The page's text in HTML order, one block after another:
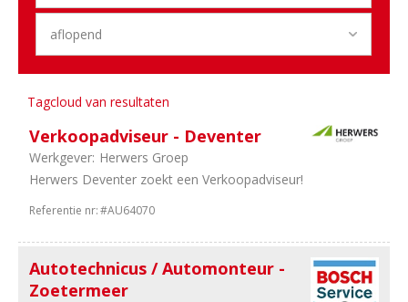
Management
Training
Financieel
Overig
Stages
Marketing
HRM
ICT
Digital
Tagcloud van resultaten
Verkoopadviseur - Deventer
Werkgever: Herwers Groep
Herwers Deventer zoekt een Verkoopadviseur!
Referentie nr:#AU64070
Autotechnicus / Automonteur -
Zoetermeer